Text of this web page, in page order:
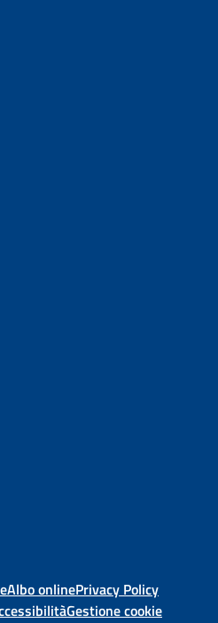
Albo onlinePrivacy Policy
Gestione cookie